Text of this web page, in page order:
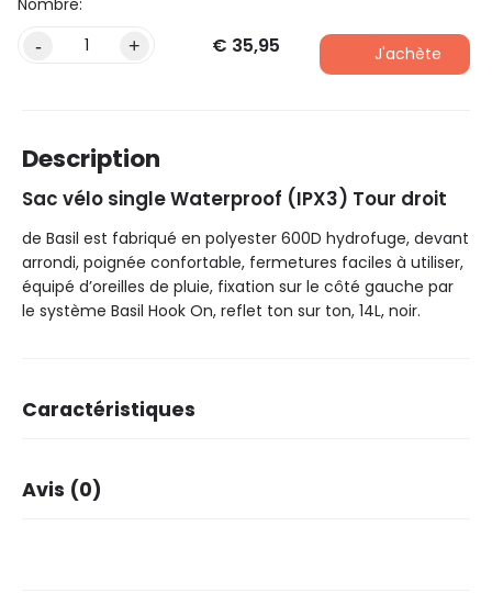
- + € 35,95 J'achète
Description
Sac vélo single Waterproof (IPX3) Tour droit
de Basil est fabriqué en polyester 600D hydrofuge, devant
arrondi, poignée confortable, fermetures faciles à utiliser,
équipé d’oreilles de pluie, fixation sur le côté gauche par
le système Basil Hook On, reflet ton sur ton, 14L, noir.
Caractéristiques
Marque
Avis (0)